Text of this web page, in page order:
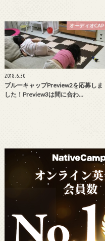
オーディオCAP
2018.6.30
ブルーキャップPreview2を応募しま
した！Preview3は間に合わ…